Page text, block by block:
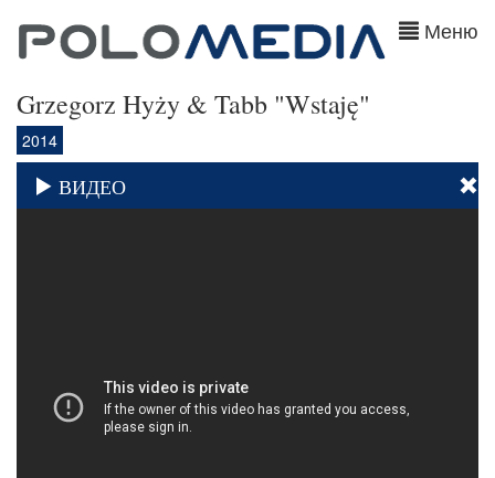
Меню
Grzegorz Hyży & Tabb "Wstaję"
2014
ВИДЕО